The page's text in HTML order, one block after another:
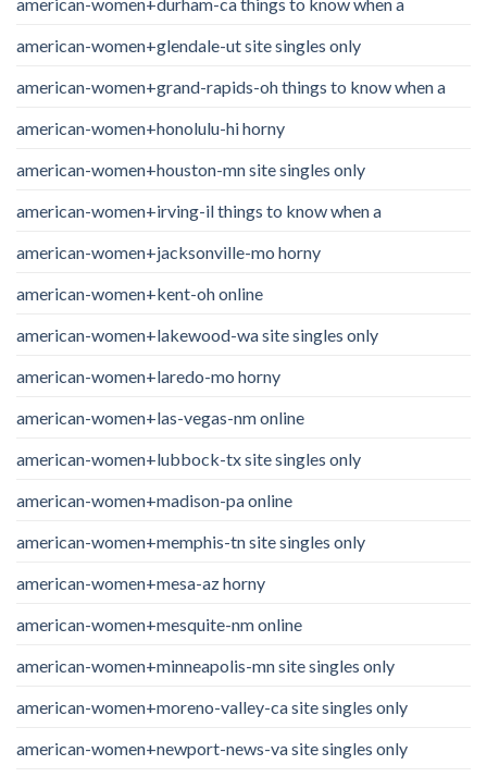
american-women+glendale-ut site singles only
american-women+grand-rapids-oh things to know when a
american-women+honolulu-hi horny
american-women+houston-mn site singles only
american-women+irving-il things to know when a
american-women+jacksonville-mo horny
american-women+kent-oh online
american-women+lakewood-wa site singles only
american-women+laredo-mo horny
american-women+las-vegas-nm online
american-women+lubbock-tx site singles only
american-women+madison-pa online
american-women+memphis-tn site singles only
american-women+mesa-az horny
american-women+mesquite-nm online
american-women+minneapolis-mn site singles only
american-women+moreno-valley-ca site singles only
american-women+newport-news-va site singles only